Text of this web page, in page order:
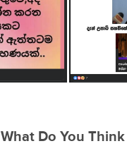
What Do You Think